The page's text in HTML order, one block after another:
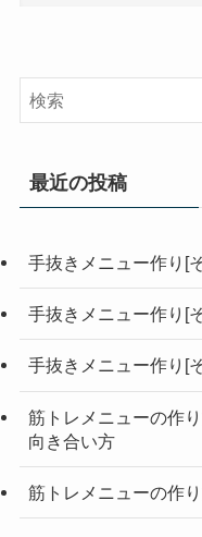
最近の投稿
手抜きメニュー作り[
手抜きメニュー作り[
手抜きメニュー作り[
筋トレメニューの作
向き合い方
筋トレメニューの作